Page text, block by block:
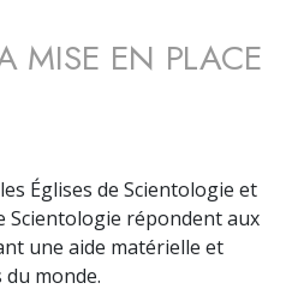
MISE EN PLACE
Églises de Scientologie et
Scientologie répondent aux
une aide matérielle et
monde.